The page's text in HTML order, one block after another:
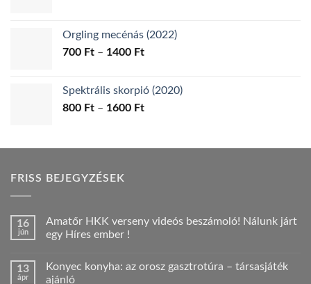
1200 Ft
Orgling mecénás (2022)
700 Ft – 1400 FtÁrtartomány:
1400 Ft
Spektrális skorpió (2020)
800 Ft – 1600 FtÁrtartomány:
1600 Ft
FRISS BEJEGYZÉSEK
16
jún
Amatőr HKK verseny videós beszámoló! Nálunk járt
egy Híres ember !
a(z)
Amatőr
13
ápr
Konyec konyha: az orosz gasztrotúra – társasjáték
ajánló